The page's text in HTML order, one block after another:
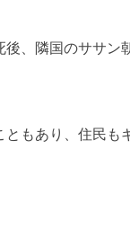
、隣国のササ
ともあり、住民